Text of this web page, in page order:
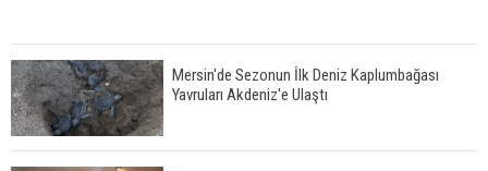
Mersin'de Sezonun İlk Deniz Kaplumbağası
Yavruları Akdeniz'e Ulaştı